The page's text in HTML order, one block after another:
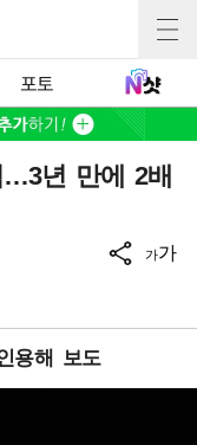
포토
…3년 만에 2배
가가
용해 보도